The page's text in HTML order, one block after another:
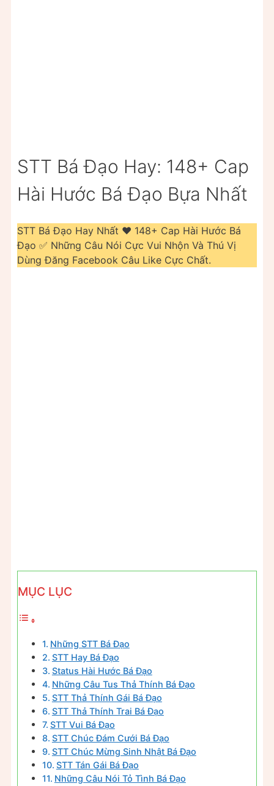
STT Bá Đạo Hay: 148+ Cap
Hài Hước Bá Đạo Bựa Nhất
STT Bá Đạo Hay Nhất ❤️️ 148+ Cap Hài Hước Bá
Đạo ✅ Những Câu Nói Cực Vui Nhộn Và Thú Vị
Dùng Đăng Facebook Câu Like Cực Chất.
MỤC LỤC
Những STT Bá Đạo
STT Hay Bá Đạo
Status Hài Hước Bá Đạo
Những Câu Tus Thả Thính Bá Đạo
STT Thả Thính Gái Bá Đạo
STT Thả Thính Trai Bá Đạo
STT Vui Bá Đạo
STT Chúc Đám Cưới Bá Đạo
STT Chúc Mừng Sinh Nhật Bá Đạo
STT Tán Gái Bá Đạo
Những Câu Nói Tỏ Tình Bá Đạo